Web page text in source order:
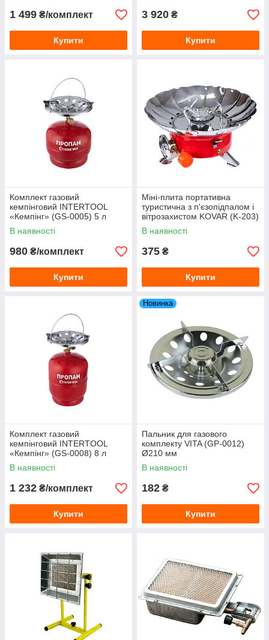
1 499 ₴/комплект
Купити
3 920 ₴
Купити
Комплект газовий
кемпінговий INTERTOOL
«Кемпінг» (GS-0005) 5 л
В наявності
980 ₴/комплект
Купити
Міні-плита портативна
туристична з п'єзопідпалом і
вітрозахистом KOVAR (K-203)
В наявності
375 ₴
Купити
Комплект газовий
кемпінговий INTERTOOL
«Кемпінг» (GS-0008) 8 л
В наявності
1 232 ₴/комплект
Купити
Новинка
Пальник для газового
комплекту VITA (GP-0012)
Ø210 мм
В наявності
182 ₴
Купити